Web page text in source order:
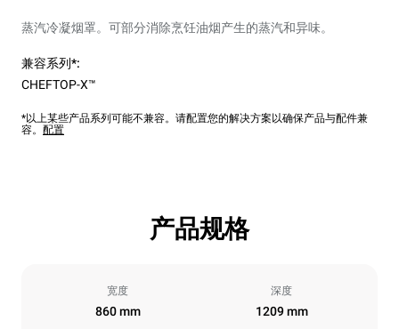
蒸汽冷凝烟罩。可部分消除烹饪油烟产生的蒸汽和异味。
兼容系列*:
CHEFTOP-X™
*以上某些产品系列可能不兼容。请配置您的解决方案以确保产品与配件兼
容。 配置
产品规格
宽度
860 mm
深度
1209 mm